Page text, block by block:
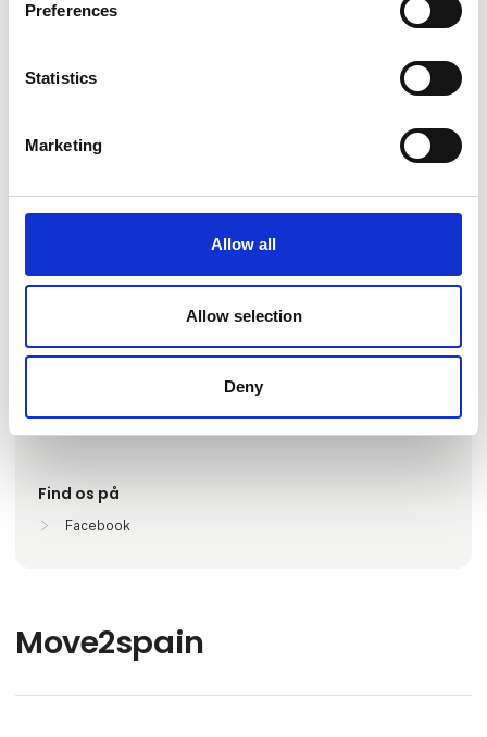
Preferences
Statistics
Marketing
Allow all
Allow selection
Deny
Gå til hjemmeside
Find os på
Facebook
Move2spain